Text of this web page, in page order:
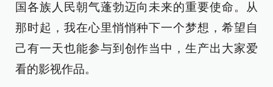
国各族人民朝气蓬勃迈向未来的重要使命。从
那时起，我在心里悄悄种下一个梦想，希望自
己有一天也能参与到创作当中，生产出大家爱
看的影视作品。